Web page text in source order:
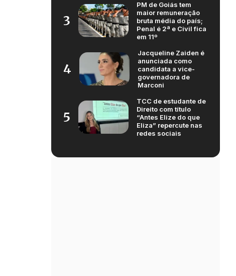
3
PM de Goiás tem
maior remuneração
bruta média do país;
Penal é 2ª e Civil fica
em 11º
4
Jacqueline Zaiden é
anunciada como
candidata a vice-
governadora de
Marconi
5
TCC de estudante de
Direito com título
“Antes Elize do que
Eliza” repercute nas
redes sociais